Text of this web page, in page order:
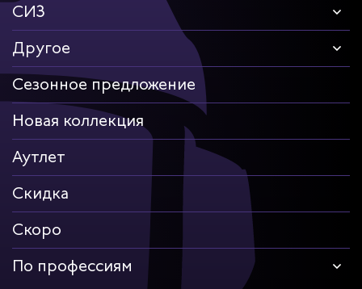
СИЗ
Другое
Сезонное предложение
Новая коллекция
Аутлет
Скидка
Скоро
По профессиям